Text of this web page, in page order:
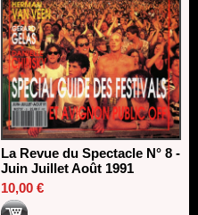
La Revue du Spectacle N° 8 -
Juin Juillet Août 1991
10,00 €